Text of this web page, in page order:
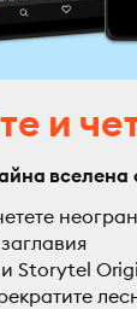
и
вселена
Storytel